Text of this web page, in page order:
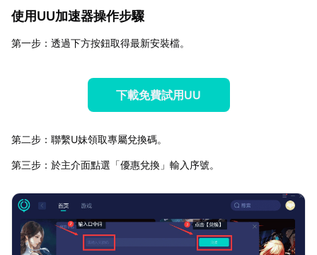
使用UU加速器操作步驟
第一步：透過下方按鈕取得最新安裝檔。
下載免費試用UU
第二步：聯繫U妹領取專屬兌換碼。
第三步：於主介面點選「優惠兌換」輸入序號。